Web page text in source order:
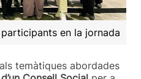
en la jornada
temàtiques abordades